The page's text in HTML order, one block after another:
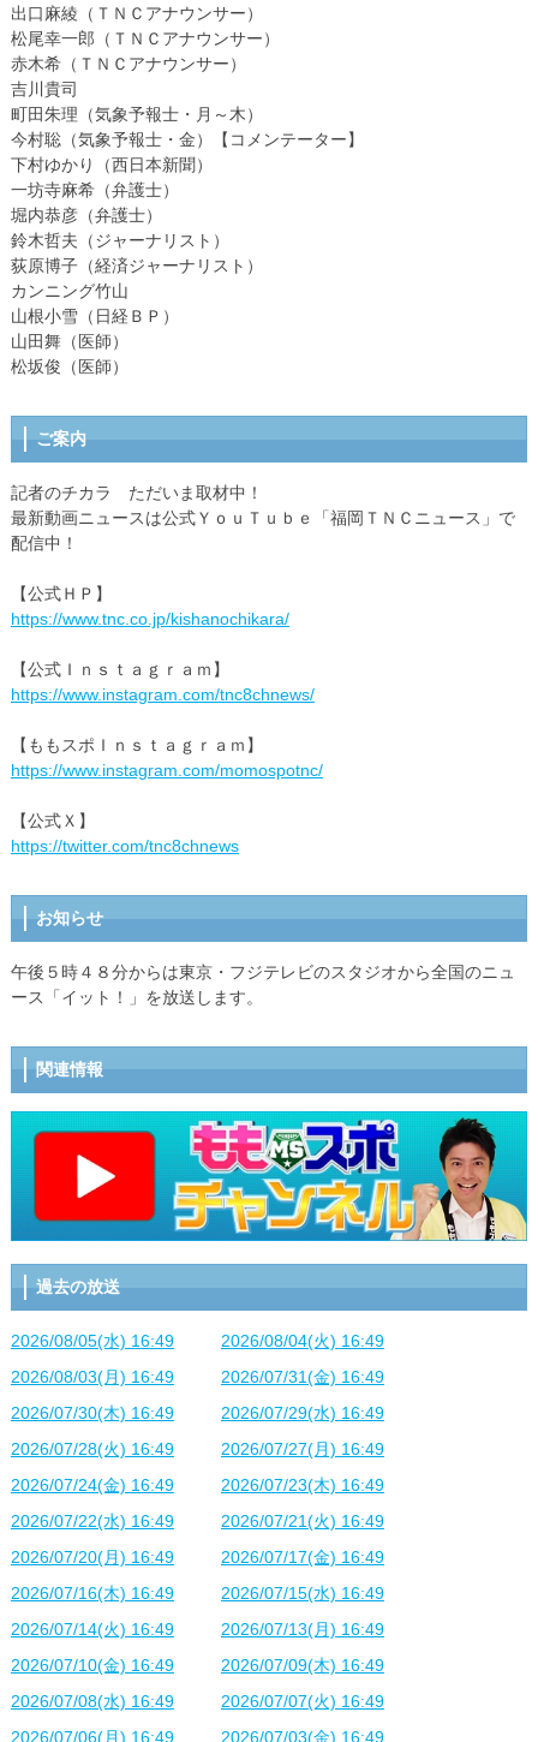
出口麻綾（ＴＮＣアナウンサー）
松尾幸一郎（ＴＮＣアナウンサー）
赤木希（ＴＮＣアナウンサー）
吉川貴司
町田朱理（気象予報士・月～木）
今村聡（気象予報士・金）【コメンテーター】
下村ゆかり（西日本新聞）
一坊寺麻希（弁護士）
堀内恭彦（弁護士）
鈴木哲夫（ジャーナリスト）
荻原博子（経済ジャーナリスト）
カンニング竹山
山根小雪（日経ＢＰ）
山田舞（医師）
松坂俊（医師）
ご案内
記者のチカラ ただいま取材中！
最新動画ニュースは公式ＹｏｕＴｕｂｅ「福岡ＴＮＣニュース」で
配信中！
【公式ＨＰ】
https://www.tnc.co.jp/kishanochikara/
【公式Ｉｎｓｔａｇｒａｍ】
https://www.instagram.com/tnc8chnews/
【ももスポＩｎｓｔａｇｒａｍ】
https://www.instagram.com/momospotnc/
【公式Ｘ】
https://twitter.com/tnc8chnews
お知らせ
午後５時４８分からは東京・フジテレビのスタジオから全国のニュ
ース「イット！」を放送します。
関連情報
過去の放送
2026/08/05(水) 16:49
2026/08/04(火) 16:49
2026/08/03(月) 16:49
2026/07/31(金) 16:49
2026/07/30(木) 16:49
2026/07/29(水) 16:49
2026/07/28(火) 16:49
2026/07/27(月) 16:49
2026/07/24(金) 16:49
2026/07/23(木) 16:49
2026/07/22(水) 16:49
2026/07/21(火) 16:49
2026/07/20(月) 16:49
2026/07/17(金) 16:49
2026/07/16(木) 16:49
2026/07/15(水) 16:49
2026/07/14(火) 16:49
2026/07/13(月) 16:49
2026/07/10(金) 16:49
2026/07/09(木) 16:49
2026/07/08(水) 16:49
2026/07/07(火) 16:49
2026/07/06(月) 16:49
2026/07/03(金) 16:49